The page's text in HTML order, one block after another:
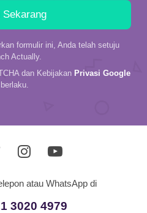
formulir ini, Anda telah setuju
Actually.
dan Kebijakan Privasi Google
atau WhatsApp di
3020 4979